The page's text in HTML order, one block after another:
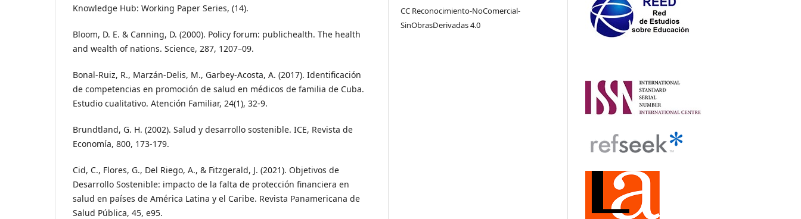
Knowledge Hub: Working Paper Series, (14).
Bloom, D. E. & Canning, D. (2000). Policy forum: publichealth. The health
and wealth of nations. Science, 287, 1207–09.
Bonal-Ruiz, R., Marzán-Delis, M., Garbey-Acosta, A. (2017). Identificación
de competencias en promoción de salud en médicos de familia de Cuba.
Estudio cualitativo. Atención Familiar, 24(1), 32-9.
Brundtland, G. H. (2002). Salud y desarrollo sostenible. ICE, Revista de
Economía, 800, 173-179.
Cid, C., Flores, G., Del Riego, A., & Fitzgerald, J. (2021). Objetivos de
Desarrollo Sostenible: impacto de la falta de protección financiera en
salud en países de América Latina y el Caribe. Revista Panamericana de
Salud Pública, 45, e95.
CC Reconocimiento-NoComercial-
SinObrasDerivadas 4.0